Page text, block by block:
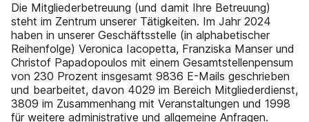
Die Mitgliederbetreuung (und damit Ihre Betreuung)
steht im Zentrum unserer Tätigkeiten. Im Jahr 2024
haben in unserer Geschäftsstelle (in alphabetischer
Reihenfolge) Veronica Iacopetta, Franziska Manser und
Christof Papadopoulos mit einem Gesamtstellenpensum
von 230 Prozent insgesamt 9836 E-Mails geschrieben
und bearbeitet, davon 4029 im Bereich Mitgliederdienst,
3809 im Zusammenhang mit Veranstaltungen und 1998
für weitere administrative und allgemeine Anfragen.